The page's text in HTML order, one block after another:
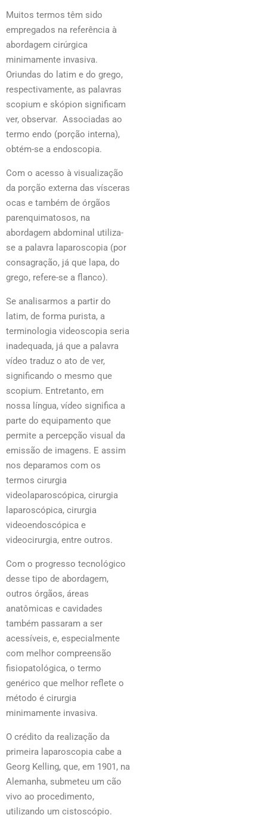
Muitos termos têm sido
empregados na referência à
abordagem cirúrgica
minimamente invasiva.
Oriundas do latim e do grego,
respectivamente, as palavras
scopium e skópion significam
ver, observar. Associadas ao
termo endo (porção interna),
obtém-se a endoscopia.
Com o acesso à visualização
da porção externa das vísceras
ocas e também de órgãos
parenquimatosos, na
abordagem abdominal utiliza-
se a palavra laparoscopia (por
consagração, já que lapa, do
grego, refere-se a flanco).
Se analisarmos a partir do
latim, de forma purista, a
terminologia videoscopia seria
inadequada, já que a palavra
vídeo traduz o ato de ver,
significando o mesmo que
scopium. Entretanto, em
nossa língua, vídeo significa a
parte do equipamento que
permite a percepção visual da
emissão de imagens. E assim
nos deparamos com os
termos cirurgia
videolaparoscópica, cirurgia
laparoscópica, cirurgia
videoendoscópica e
videocirurgia, entre outros.
Com o progresso tecnológico
desse tipo de abordagem,
outros órgãos, áreas
anatômicas e cavidades
também passaram a ser
acessíveis, e, especialmente
com melhor compreensão
fisiopatológica, o termo
genérico que melhor reflete o
método é cirurgia
minimamente invasiva.
O crédito da realização da
primeira laparoscopia cabe a
Georg Kelling, que, em 1901, na
Alemanha, submeteu um cão
vivo ao procedimento,
utilizando um cistoscópio.